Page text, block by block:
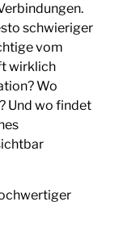
schwieriger
vom
wirklich
Wo
Und wo findet